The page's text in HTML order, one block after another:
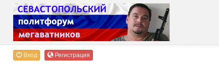
Вход Регистрация